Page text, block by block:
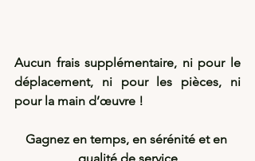
Aucun frais supplémentaire, ni pour le
déplacement, ni pour les pièces, ni
pour la main d’œuvre !
Gagnez en temps, en sérénité et en